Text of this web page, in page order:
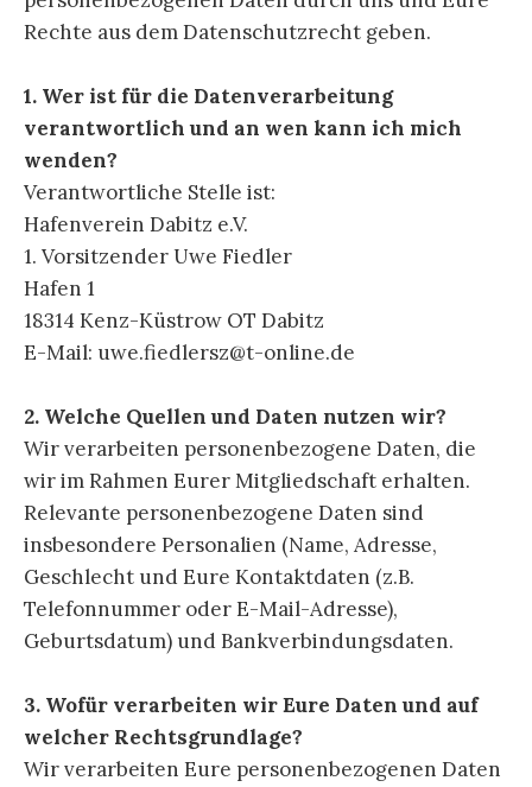
Rechte aus dem Datenschutzrecht geben.
1. Wer ist für die Datenverarbeitung
verantwortlich und an wen kann ich mich
wenden?
Verantwortliche Stelle ist:
Hafenverein Dabitz e.V.
1. Vorsitzender Uwe Fiedler
Hafen 1
18314 Kenz-Küstrow OT Dabitz
E-Mail: uwe.fiedlersz@t-online.de
2. Welche Quellen und Daten nutzen wir?
Wir verarbeiten personenbezogene Daten, die
wir im Rahmen Eurer Mitgliedschaft erhalten.
Relevante personenbezogene Daten sind
insbesondere Personalien (Name, Adresse,
Geschlecht und Eure Kontaktdaten (z.B.
Telefonnummer oder E-Mail-Adresse),
Geburtsdatum) und Bankverbindungsdaten.
3. Wofür verarbeiten wir Eure Daten und auf
welcher Rechtsgrundlage?
Wir verarbeiten Eure personenbezogenen Daten